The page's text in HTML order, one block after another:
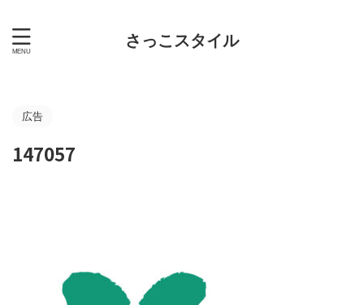
さっこスタイル
広告
147057